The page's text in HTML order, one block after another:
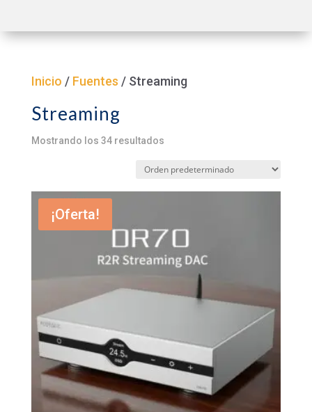
Inicio / Fuentes / Streaming
Streaming
Mostrando los 34 resultados
¡Oferta!